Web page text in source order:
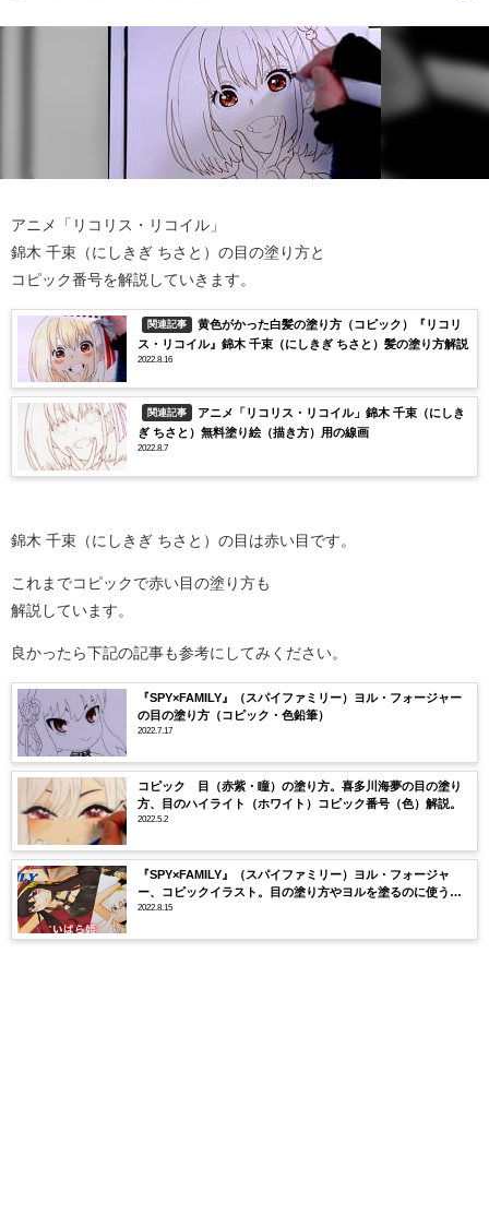
アニメ「リコリス・リコイル」
錦木 千束（にしきぎ ちさと）の目の塗り方と
コピック番号を解説していきます。
関連記事
黄色がかった白髪の塗り方（コピック）『リコリ
ス・リコイル』錦木 千束（にしきぎ ちさと）髪の塗り方解説
2022.8.16
関連記事
アニメ「リコリス・リコイル」錦木 千束（にしき
ぎ ちさと）無料塗り絵（描き方）用の線画
2022.8.7
錦木 千束（にしきぎ ちさと）の目は赤い目です。
これまでコピックで赤い目の塗り方も
解説しています。
良かったら下記の記事も参考にしてみください。
『SPY×FAMILY』（スパイファミリー）ヨル・フォージャー
の目の塗り方（コピック・色鉛筆）
2022.7.17
コピック 目（赤紫・瞳）の塗り方。喜多川海夢の目の塗り
方、目のハイライト（ホワイト）コピック番号（色）解説。
2022.5.2
『SPY×FAMILY』（スパイファミリー）ヨル・フォージャ
ー、コピックイラスト。目の塗り方やヨルを塗るのに使うコ
ピックの番号（色）を解説
2022.8.15